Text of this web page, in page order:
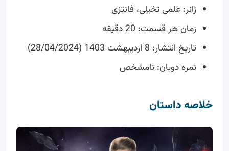
ژانر: علمی تخیلی، فانتزی
زمان هر قسمت: 20 دقیقه
تاریخ انتشار: 8 اردیبهشت 1403 (28/04/2024)
نمره دوبان: نامشخص
خلاصه داستان